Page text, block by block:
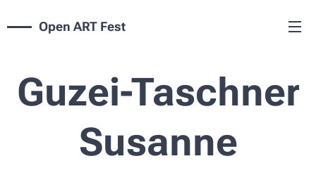
Open ART Fest
Guzei-Taschner
Susanne